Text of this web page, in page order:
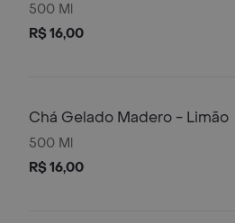
500 Ml
R$ 16,00
Chá Gelado Madero - Limão
500 Ml
R$ 16,00